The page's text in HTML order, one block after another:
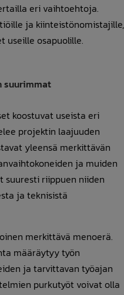
eri vaihtoehtoja.
ja kiinteistönomistajille,
useille osapuolille.
suurimmat
koostuvat useista eri
projektin laajuuden
yleensä merkittävän
ja muiden
suuresti riippuen niiden
ja teknisistä
merkittävä menoerä.
määräytyy työn
ja tarvittavan työajan
purkutyöt voivat olla